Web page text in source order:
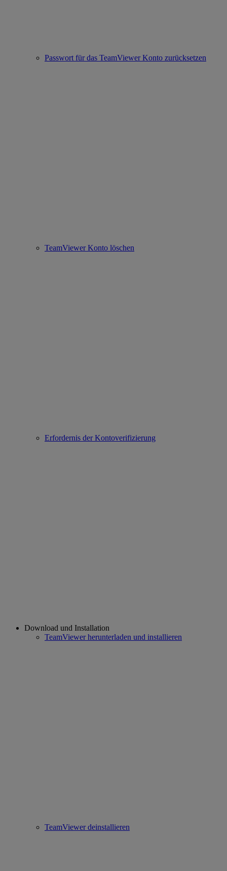
Passwort für das TeamViewer Konto zurücksetzen
TeamViewer Konto löschen
Erfordernis der Kontoverifizierung
Download und Installation
TeamViewer herunterladen und installieren
TeamViewer deinstallieren